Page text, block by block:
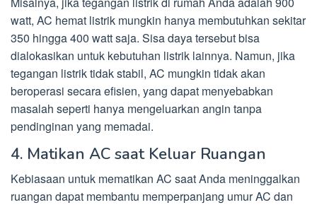
watt, AC hemat listrik mungkin hanya membutuhkan sekitar
350 hingga 400 watt saja. Sisa daya tersebut bisa
dialokasikan untuk kebutuhan listrik lainnya. Namun, jika
tegangan listrik tidak stabil, AC mungkin tidak akan
beroperasi secara efisien, yang dapat menyebabkan
masalah seperti hanya mengeluarkan angin tanpa
pendinginan yang memadai.
4. Matikan AC saat Keluar Ruangan
Kebiasaan untuk mematikan AC saat Anda meninggalkan
ruangan dapat membantu memperpanjang umur AC dan